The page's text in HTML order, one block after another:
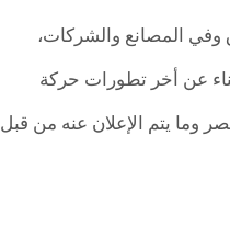
وفي المصانع والشركات،
عن أخر تطورات حركة
وما يتم الإعلان عنه من قبل